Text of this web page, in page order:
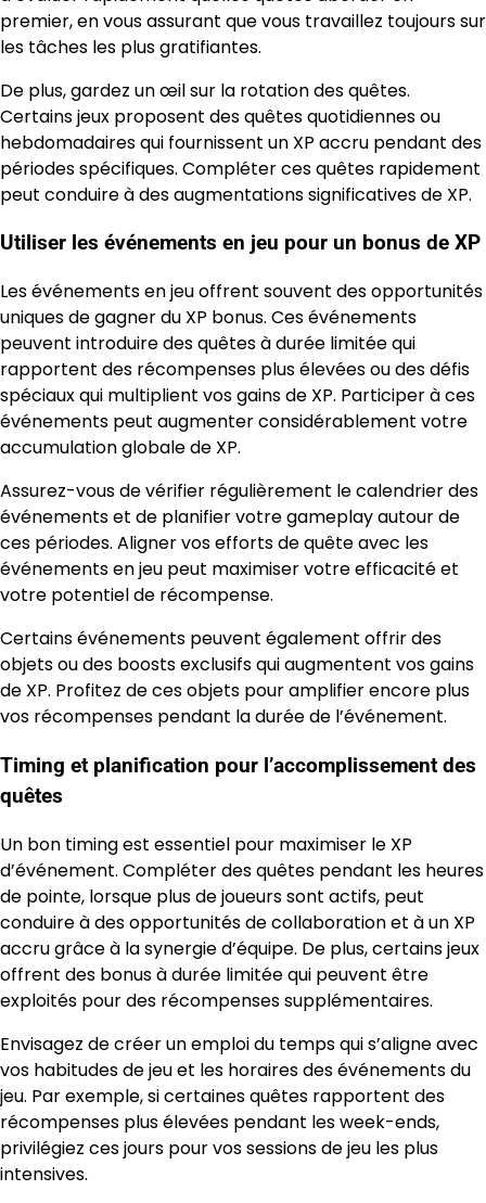
premier, en vous assurant que vous travaillez toujours sur
les tâches les plus gratifiantes.
De plus, gardez un œil sur la rotation des quêtes.
Certains jeux proposent des quêtes quotidiennes ou
hebdomadaires qui fournissent un XP accru pendant des
périodes spécifiques. Compléter ces quêtes rapidement
peut conduire à des augmentations significatives de XP.
Utiliser les événements en jeu pour un bonus de XP
Les événements en jeu offrent souvent des opportunités
uniques de gagner du XP bonus. Ces événements
peuvent introduire des quêtes à durée limitée qui
rapportent des récompenses plus élevées ou des défis
spéciaux qui multiplient vos gains de XP. Participer à ces
événements peut augmenter considérablement votre
accumulation globale de XP.
Assurez-vous de vérifier régulièrement le calendrier des
événements et de planifier votre gameplay autour de
ces périodes. Aligner vos efforts de quête avec les
événements en jeu peut maximiser votre efficacité et
votre potentiel de récompense.
Certains événements peuvent également offrir des
objets ou des boosts exclusifs qui augmentent vos gains
de XP. Profitez de ces objets pour amplifier encore plus
vos récompenses pendant la durée de l’événement.
Timing et planification pour l’accomplissement des
quêtes
Un bon timing est essentiel pour maximiser le XP
d’événement. Compléter des quêtes pendant les heures
de pointe, lorsque plus de joueurs sont actifs, peut
conduire à des opportunités de collaboration et à un XP
accru grâce à la synergie d’équipe. De plus, certains jeux
offrent des bonus à durée limitée qui peuvent être
exploités pour des récompenses supplémentaires.
Envisagez de créer un emploi du temps qui s’aligne avec
vos habitudes de jeu et les horaires des événements du
jeu. Par exemple, si certaines quêtes rapportent des
récompenses plus élevées pendant les week-ends,
privilégiez ces jours pour vos sessions de jeu les plus
intensives.